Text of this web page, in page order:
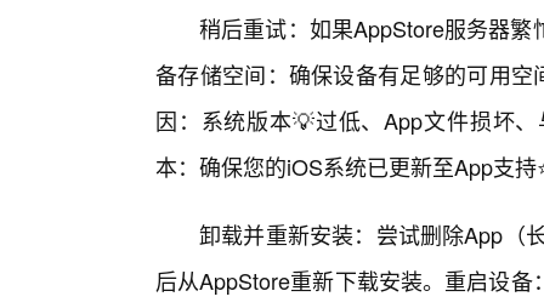
稍后重试：如果AppStore服务器
备存储空间：确保设备有足够的可用
因：系统版本💡过低、App文件损坏
本：确保您的iOS系统已更新至App支持
卸载并重新安装：尝试删除App（
后从AppStore重新下载安装。重启设